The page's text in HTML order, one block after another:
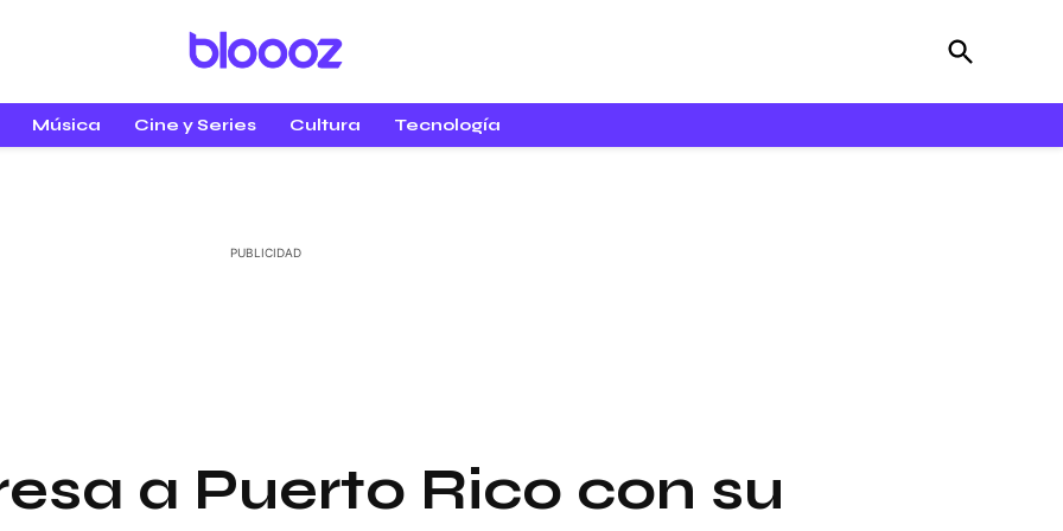
Open
Search
Música Cine y Series Cultura Tecnología
a Puerto Rico con su